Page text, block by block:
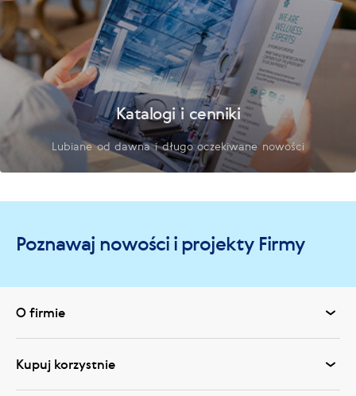
Katalogi i cenniki
Lubiane od dawna i długo oczekiwane nowości
Poznawaj nowości i projekty Firmy
O firmie
Kupuj korzystnie